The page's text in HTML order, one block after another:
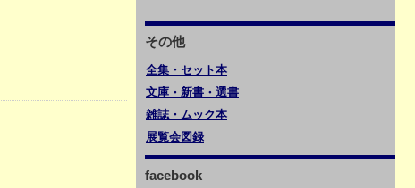
その他
全集・セット本
文庫・新書・選書
雑誌・ムック本
展覧会図録
facebook